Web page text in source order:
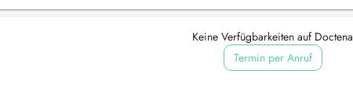
Keine Verfügbarkeiten auf Doctena
Termin per Anruf